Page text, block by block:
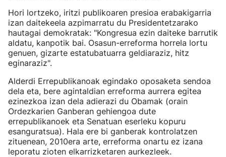
Hori lortzeko, iritzi publikoaren presioa erabakigarria
izan daitekeela azpimarratu du Presidentetzarako
hautagai demokratak: "Kongresua ezin daiteke barrutik
aldatu, kanpotik bai. Osasun-erreforma horrela lortu
genuen, gizarte estatubatuarra geldiaraziz, hitz
eginaraziz".
Alderdi Errepublikanoak egindako oposaketa sendoa
dela eta, bere agintaldian erreforma aurrera egitea
ezinezkoa izan dela adierazi du Obamak (orain
Ordezkarien Ganberan gehiengoa dute
errepublikanoek eta Senatuan eserleku kopuru
esanguratsua). Hala ere bi ganberak kontrolatzen
zituenean, 2010era arte, erreforma onartu ez izana
leporatu zioten elkarrizketaren aurkezleek.